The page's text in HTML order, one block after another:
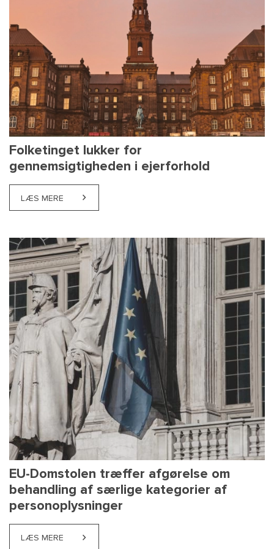
Folketinget lukker for
gennemsigtigheden i ejerforhold
LÆS MERE ABOUT FOLKETINGET LUKKER FOR
EU-Domstolen træffer afgørelse om
behandling af særlige kategorier af
personoplysninger
LÆS MERE ABOUT EU-DOMSTOLEN TRÆFFER AFGØRELSE OM